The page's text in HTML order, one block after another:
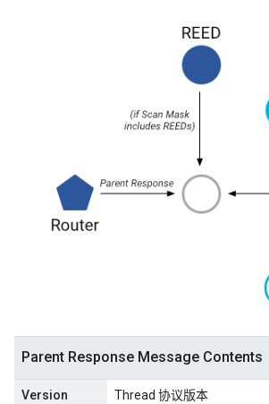
Parent Response Message Contents
Version Thread 协议版本